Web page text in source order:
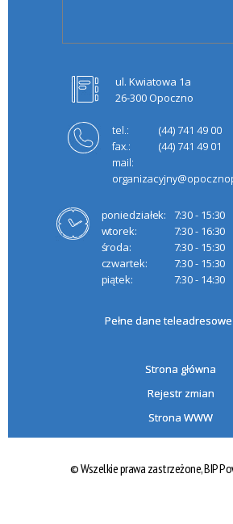
ul. Kwiatowa 1a
26-300 Opoczno
tel.:
(44) 741 49 00
fax.:
(44) 741 49 01
mail:
poniedziałek:
7:30 - 15:30
wtorek:
7:30 - 16:30
środa:
7:30 - 15:30
czwartek:
7:30 - 15:30
piątek:
7:30 - 14:30
Pełne dane teleadresowe
Strona główna
Rejestr zmian
Strona WWW
© Wszelkie prawa zastrzeżone,BIP